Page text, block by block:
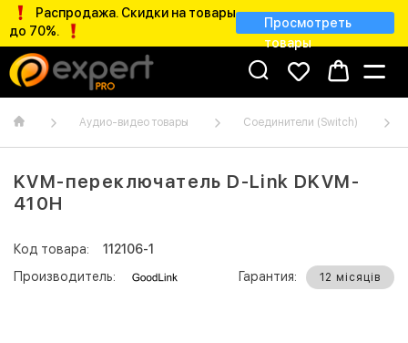
Распродажа. Скидки на товары
до 70%.
Просмотреть
товары
Аудио-видео товары Соединители (Switch)
KVM-переключатель D-Link DKVM-
410H
Код товара:
112106-1
Производитель:
Гарантия: 12 місяців